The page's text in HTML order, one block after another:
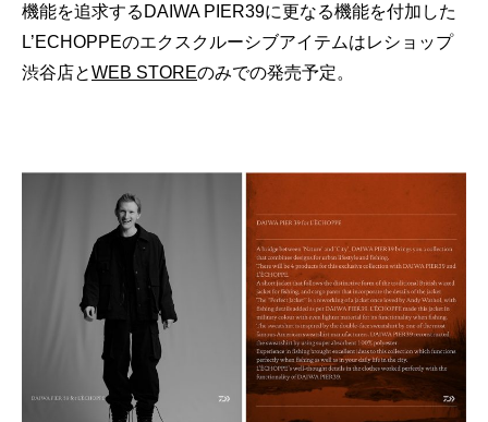
機能を追求するDAIWA PIER39に更なる機能を付加した
L’ECHOPPEのエクスクルーシブアイテムはレショップ
渋谷店とWEB STOREのみでの発売予定。